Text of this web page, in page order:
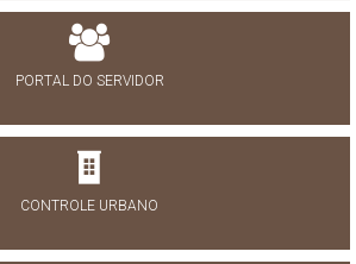
PORTAL DO SERVIDOR
CONTROLE URBANO